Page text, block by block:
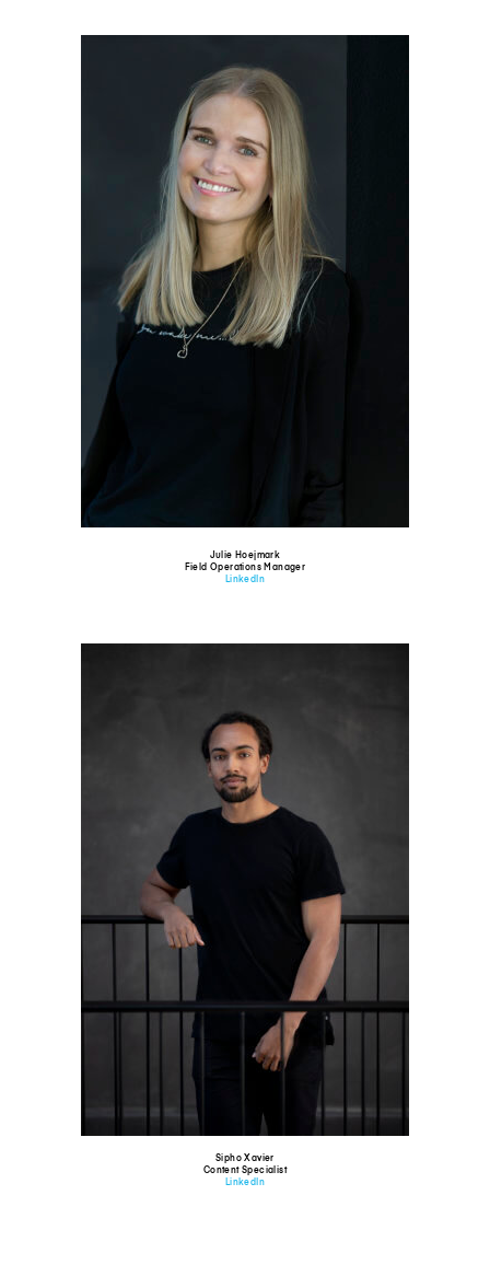
Julie Hoejmark
Field Operations Manager
LinkedIn
Sipho Xavier
Content Specialist
LinkedIn